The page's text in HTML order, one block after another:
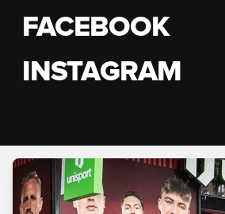
FACEBOOK
INSTAGRAM